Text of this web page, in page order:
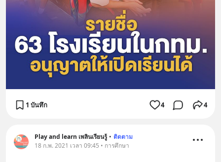
1 บันทึก 4 4
Play and learn เพลินเรียนรู้ • ติดตาม
18 ก.พ. 2021 เวลา 09:45 • การศึกษา